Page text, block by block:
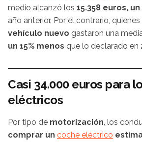
medio alcanzó los 15.358 euros, un
año anterior. Por el contrario,
vehículo nuevo gastaron una
un 15% menos que lo declarado en
Casi 34.000 euros para
eléctricos
Por tipo de motorización, los
comprar un coche eléctrico